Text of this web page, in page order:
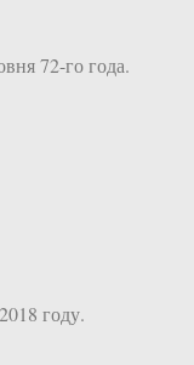
72-го года.
году.